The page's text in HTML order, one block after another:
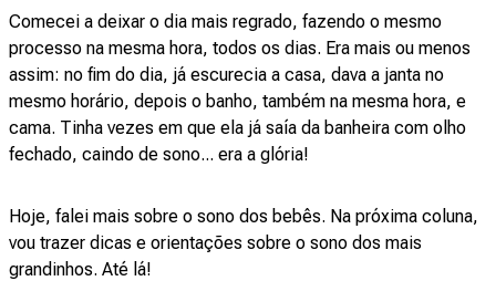
Comecei a deixar o dia mais regrado, fazendo o mesmo
processo na mesma hora, todos os dias. Era mais ou menos
assim: no fim do dia, já escurecia a casa, dava a janta no
mesmo horário, depois o banho, também na mesma hora, e
cama. Tinha vezes em que ela já saía da banheira com olho
fechado, caindo de sono... era a glória!
Hoje, falei mais sobre o sono dos bebês. Na próxima coluna,
vou trazer dicas e orientações sobre o sono dos mais
grandinhos. Até lá!